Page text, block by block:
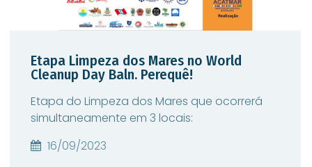
Etapa Limpeza dos Mares no World
Cleanup Day Baln. Perequê!
Etapa do Limpeza dos Mares que ocorrerá
simultaneamente em 3 locais:
16/09/2023